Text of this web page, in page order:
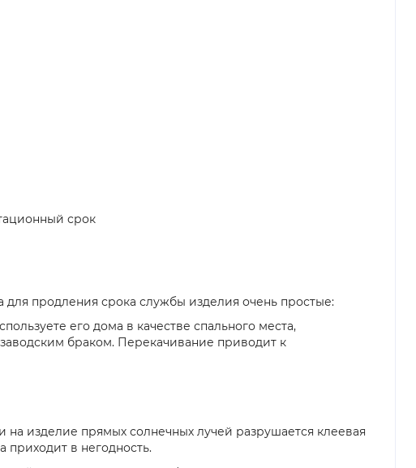
срок
для продления срока службы изделия очень простые:
его дома в качестве спального места,
браком. Перекачивание приводит к
изделие прямых солнечных лучей разрушается клеевая
приходит в негодность.